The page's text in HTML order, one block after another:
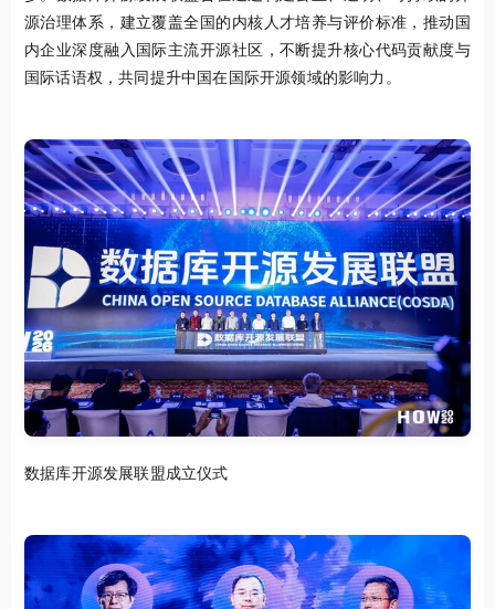
源治理体系，建立覆盖全国的内核人才培养与评价标准，推动国
内企业深度融入国际主流开源社区，不断提升核心代码贡献度与
国际话语权，共同提升中国在国际开源领域的影响力。
数据库开源发展联盟成立仪式